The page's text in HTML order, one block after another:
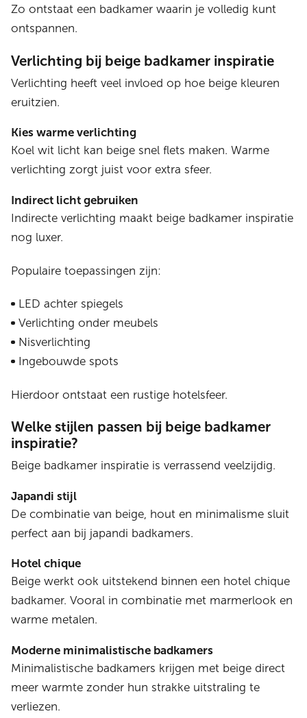
Zo ontstaat een badkamer waarin je volledig kunt
ontspannen.
Verlichting bij beige badkamer inspiratie
Verlichting heeft veel invloed op hoe beige kleuren
eruitzien.
Kies warme verlichting
Koel wit licht kan beige snel flets maken. Warme
verlichting zorgt juist voor extra sfeer.
Indirect licht gebruiken
Indirecte verlichting maakt beige badkamer inspiratie
nog luxer.
Populaire toepassingen zijn:
LED achter spiegels
Verlichting onder meubels
Nisverlichting
Ingebouwde spots
Hierdoor ontstaat een rustige hotelsfeer.
Welke stijlen passen bij beige badkamer
inspiratie?
Beige badkamer inspiratie is verrassend veelzijdig.
Japandi stijl
De combinatie van beige, hout en minimalisme sluit
perfect aan bij japandi badkamers.
Hotel chique
Beige werkt ook uitstekend binnen een hotel chique
badkamer. Vooral in combinatie met marmerlook en
warme metalen.
Moderne minimalistische badkamers
Minimalistische badkamers krijgen met beige direct
meer warmte zonder hun strakke uitstraling te
verliezen.